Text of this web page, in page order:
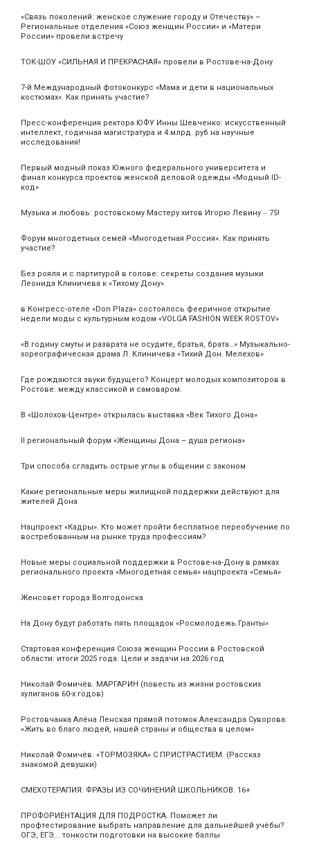
«Связь поколений: женское служение городу и Отечеству» –
Региональные отделения «Союз женщин России» и «Матери
России» провели встречу
ТОК-ШОУ «СИЛЬНАЯ И ПРЕКРАСНАЯ» провели в Ростове-на-Дону
7-й Международный фотоконкурс «Мама и дети в национальных
костюмах». Как принять участие?
Пресс-конференция ректора ЮФУ Инны Шевченко: искусственный
интеллект, годичная магистратура и 4 млрд. руб на научные
исследования!
Первый модный показ Южного федерального университета и
финал конкурса проектов женской деловой одежды «Модный ID-
код»
Музыка и любовь: ростовскому Мастеру хитов Игорю Левину ‒ 75!
Форум многодетных семей «Многодетная Россия». Как принять
участие?
Без рояля и с партитурой в голове: секреты создания музыки
Леонида Клиничева к «Тихому Дону»
в Конгресс-отеле «Don Plaza» состоялось фееричное открытие
недели моды с культурным кодом «VOLGA FASHION WEEK ROSTOV»
«В годину смуты и разврата не осудите, братья, брата…» Музыкально-
хореографическая драма Л. Клиничева «Тихий Дон. Мелехов»
Где рождаются звуки будущего? Концерт молодых композиторов в
Ростове: между классикой и самоваром.
В «Шолохов-Центре» открылась выставка «Век Тихого Дона»
II региональный форум «Женщины Дона – душа региона»
Три способа сгладить острые углы в общении с законом
Какие региональные меры жилищной поддержки действуют для
жителей Дона
Нацпроект «Кадры». Кто может пройти бесплатное переобучение по
востребованным на рынке труда профессиям?
Новые меры социальной поддержки в Ростове-на-Дону в рамках
регионального проекта «Многодетная семья» нацпроекта «Семья»
Женсовет города Волгодонска
На Дону будут работать пять площадок «Росмолодежь.Гранты»
Стартовая конференция Союза женщин России в Ростовской
области: итоги 2025 года. Цели и задачи на 2026 год
Николай Фомичёв. МАРГАРИН (повесть из жизни ростовских
хулиганов 60-х годов)
Ростовчанка Алёна Ленская прямой потомок Александра Суворова:
«Жить во благо людей, нашей страны и общества в целом»
Николай Фомичёв. «ТОРМОЗЯКА» С ПРИСТРАСТИЕМ. (Рассказ
знакомой девушки)
СМЕХОТЕРАПИЯ: ФРАЗЫ ИЗ СОЧИНЕНИЙ ШКОЛЬНИКОВ. 16+
ПРОФОРИЕНТАЦИЯ ДЛЯ ПОДРОСТКА. Поможет ли
профтестирование выбрать направление для дальнейшей учёбы?
ОГЭ, ЕГЭ... тонкости подготовки на высокие баллы